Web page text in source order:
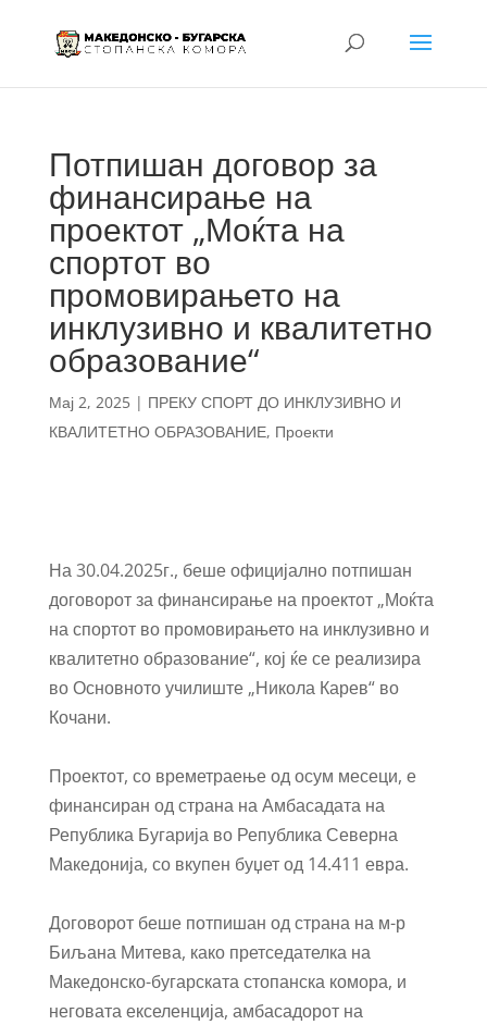
Потпишан договор за
финансирање на
проектот „Моќта на
спортот во
промовирањето на
инклузивно и квалитетно
образование“
Мај 2, 2025| ПРЕКУ СПОРТ ДО ИНКЛУЗИВНО И
КВАЛИТЕТНО ОБРАЗОВАНИЕ, Проекти
На 30.04.2025г., беше официјално потпишан
договорот за финансирање на проектот „Моќта
на спортот во промовирањето на инклузивно и
квалитетно образование“, кој ќе се реализира
во Основното училиште „Никола Карев“ во
Кочани.
Проектот, со времетраење од осум месеци, е
финансиран од страна на Амбасадата на
Република Бугарија во Република Северна
Македонија, со вкупен буџет од 14.411 евра.
Договорот беше потпишан од страна на м-р
Биљана Митева, како претседателка на
Македонско-бугарската стопанска комора, и
неговата екселенција, амбасадорот на